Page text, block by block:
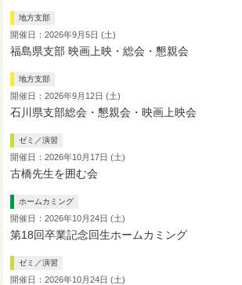
地方支部
開催日：2026年9月5日 (土)
福島県支部 映画上映・総会・懇親会
地方支部
開催日：2026年9月12日 (土)
石川県支部総会・懇親会・映画上映会
ゼミ／演習
開催日：2026年10月17日 (土)
古橋先生を囲む会
ホームカミング
開催日：2026年10月24日 (土)
第18回卒業記念回生ホームカミング
ゼミ／演習
開催日：2026年10月24日 (土)